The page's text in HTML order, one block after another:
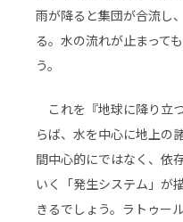
雨が降ると集団が合流し
る。水の流れが止まって
う。
これを『地球に降り立
らば、水を中心に地上の
間中心的にではなく、依
いく「発生システム」が
きるでしょう。ラトゥー